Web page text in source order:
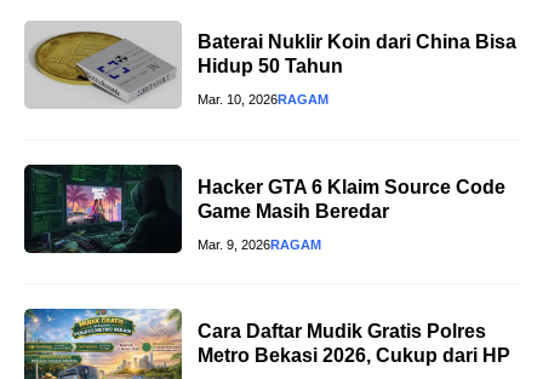
Baterai Nuklir Koin dari China Bisa
Hidup 50 Tahun
Mar. 10, 2026RAGAM
Hacker GTA 6 Klaim Source Code
Game Masih Beredar
Mar. 9, 2026RAGAM
Cara Daftar Mudik Gratis Polres
Metro Bekasi 2026, Cukup dari HP